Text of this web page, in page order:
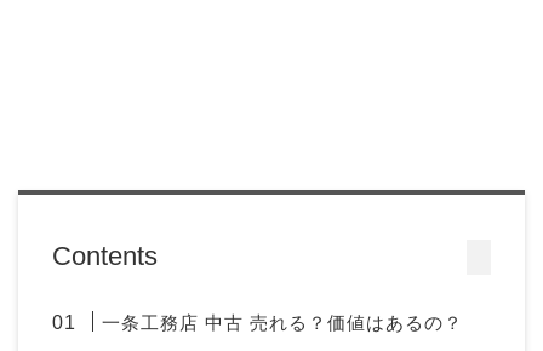
Contents
一条工務店 中古 売れる？価値はあるの？